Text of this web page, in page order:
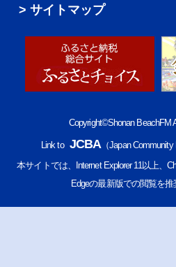
サイトマップ
Copyright©Shonan BeachFM
Link to JCBA（Japan Community
本サイトでは、Internet Explorer 11以上、
Edgeの最新版での閲覧を推